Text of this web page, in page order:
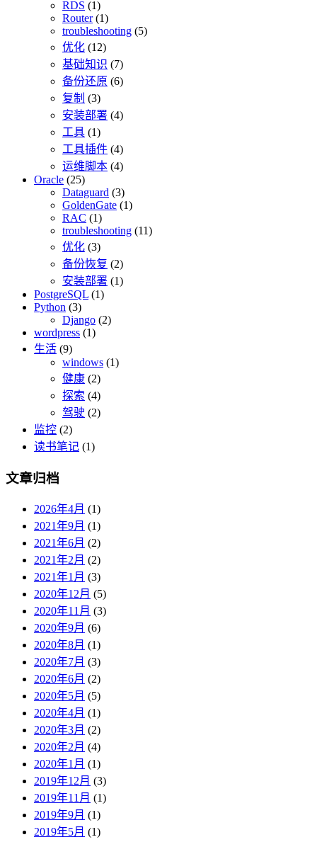
RDS (1)
Router(1)
troubleshooting (5)
优化 (12)
基础知识 (7)
备份还原 (6)
复制 (3)
安装部署 (4)
工具 (1)
工具插件 (4)
运维脚本 (4)
Oracle (25)
Dataguard (3)
GoldenGate (1)
RAC (1)
troubleshooting (11)
优化 (3)
备份恢复 (2)
安装部署 (1)
PostgreSQL (1)
Python (3)
Django (2)
wordpress (1)
生活 (9)
windows (1)
健康 (2)
探索 (4)
驾驶 (2)
监控 (2)
读书笔记 (1)
文章归档
2026年4月 (1)
2021年9月 (1)
2021年6月 (2)
2021年2月 (2)
2021年1月 (3)
2020年12月 (5)
2020年11月 (3)
2020年9月 (6)
2020年8月 (1)
2020年7月 (3)
2020年6月 (2)
2020年5月 (5)
2020年4月 (1)
2020年3月 (2)
2020年2月 (4)
2020年1月 (1)
2019年12月 (3)
2019年11月 (1)
2019年9月 (1)
2019年5月 (1)